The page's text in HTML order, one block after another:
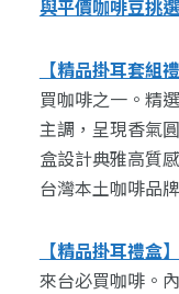
與平價咖啡豆挑
【精品掛耳套組禮
買咖啡之一。精
主調，呈現香氣
盒設計典雅高質
台灣本土咖啡品
【精品掛耳禮盒】
來台必買咖啡。